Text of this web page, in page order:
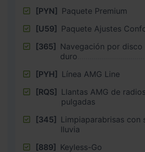
[PYN] Paquete Premium
[U59] Paquete Ajustes
[365] Navegación por disco
duro
[PYH] Línea AMG Line
[RQS] Llantas AMG de radios
pulgadas
[345] Limpiaparabrisas con
lluvia
[889] Keyless-Go